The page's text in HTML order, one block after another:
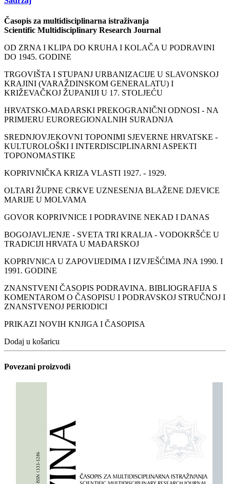
Časopis za multidisciplinarna istraživanja
Scientific Multidisciplinary Research Journal
OD ZRNA I KLIPA DO KRUHA I KOLAČA U PODRAVINI
DO 1945. GODINE
TRGOVIŠTA I STUPANJ URBANIZACIJE U SLAVONSKOJ
KRAJINI (VARAŽDINSKOM GENERALATU) I
KRIŽEVAČKOJ ŽUPANIJI U 17. STOLJEĆU
HRVATSKO-MAĐARSKI PREKOGRANIČNI ODNOSI - NA
PRIMJERU EUROREGIONALNIH SURADNJA
SREDNJOVJEKOVNI TOPONIMI SJEVERNE HRVATSKE -
KULTUROLOŠKI I INTERDISCIPLINARNI ASPEKTI
TOPONOMASTIKE
KOPRIVNIČKA KRIZA VLASTI 1927. - 1929.
OLTARI ŽUPNE CRKVE UZNESENJA BLAŽENE DJEVICE
MARIJE U MOLVAMA
GOVOR KOPRIVNICE I PODRAVINE NEKAD I DANAS
BOGOJAVLJENJE - SVETA TRI KRALJA - VODOKRŠĆE U
TRADICIJI HRVATA U MAĐARSKOJ
KOPRIVNICA U ZAPOVIJEDIMA I IZVJEŠĆIMA JNA 1990. I
1991. GODINE
ZNANSTVENI ČASOPIS PODRAVINA. BIBLIOGRAFIJA S
KOMENTAROM O ČASOPISU I PODRAVSKOJ STRUČNOJ I
ZNANSTVENOJ PERIODICI
PRIKAZI NOVIH KNJIGA I ČASOPISA
Dodaj u košaricu
Povezani proizvodi